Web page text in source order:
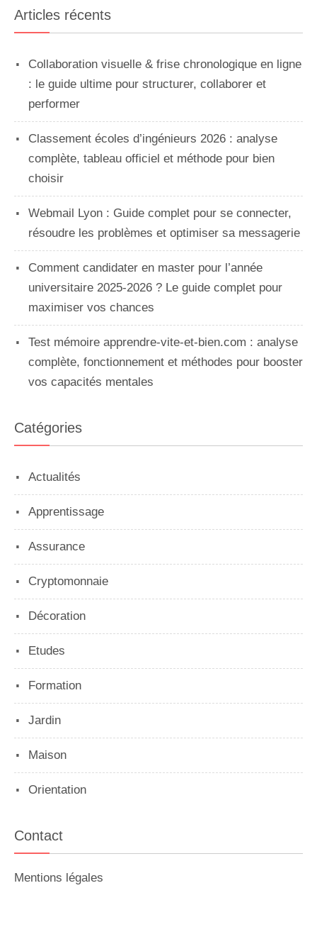
Articles récents
Collaboration visuelle & frise chronologique en ligne
: le guide ultime pour structurer, collaborer et
performer
Classement écoles d’ingénieurs 2026 : analyse
complète, tableau officiel et méthode pour bien
choisir
Webmail Lyon : Guide complet pour se connecter,
résoudre les problèmes et optimiser sa messagerie
Comment candidater en master pour l’année
universitaire 2025-2026 ? Le guide complet pour
maximiser vos chances
Test mémoire apprendre-vite-et-bien.com : analyse
complète, fonctionnement et méthodes pour booster
vos capacités mentales
Catégories
Actualités
Apprentissage
Assurance
Cryptomonnaie
Décoration
Etudes
Formation
Jardin
Maison
Orientation
Contact
Mentions légales